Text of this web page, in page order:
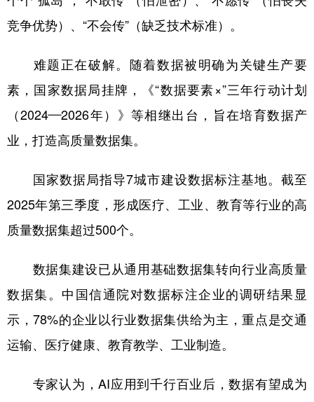
竞争优势）、“不会传”（缺乏技术标准）。
难题正在破解。随着数据被明确为关键生产要
素，国家数据局挂牌，《“数据要素×”三年行动计划
（2024—2026年）》等相继出台，旨在培育数据产
业，打造高质量数据集。
国家数据局指导7城市建设数据标注基地。截至
2025年第三季度，形成医疗、工业、教育等行业的高
质量数据集超过500个。
数据集建设已从通用基础数据集转向行业高质量
数据集。中国信通院对数据标注企业的调研结果显
示，78%的企业以行业数据集供给为主，重点是交通
运输、医疗健康、教育教学、工业制造。
专家认为，AI应用到千行百业后，数据有望成为